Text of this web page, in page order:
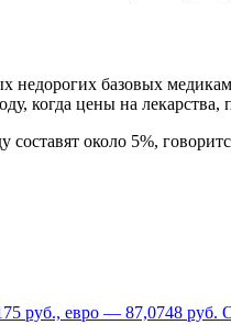
базовых
когда цены на
около 5%,
руб., евро — 87,0748 руб.